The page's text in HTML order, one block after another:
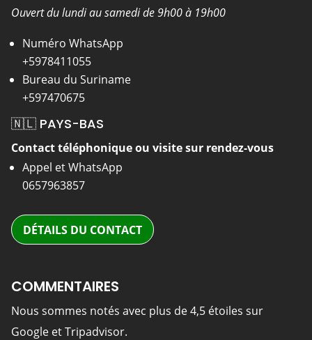
Ouvert du lundi au samedi de 9h00 à 19h00
Numéro WhatsApp
+5978411055
Bureau du Suriname
+597470675
🇳🇱 PAYS-BAS
Contact téléphonique ou visite sur rendez-vous
Appel et WhatsApp
0657963857
DÉTAILS DU CONTACT
COMMENTAIRES
Nous sommes notés avec plus de 4,5 étoiles sur
Google et Tripadvisor.